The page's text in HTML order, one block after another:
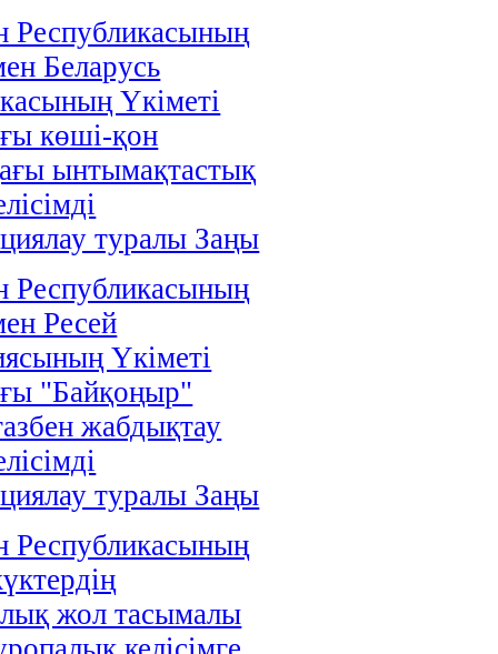
Республикасының
Беларусь
Үкіметі
көші-қон
ынтымақтастық
туралы Заңы
Республикасының
Ресей
Үкіметі
"Байқоңыр"
жабдықтау
туралы Заңы
Республикасының
жол тасымалы